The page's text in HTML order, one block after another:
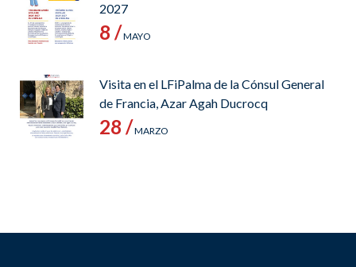
2027
8 /MAYO
Visita en el LFiPalma de la Cónsul General
de Francia, Azar Agah Ducrocq
28 /MARZO